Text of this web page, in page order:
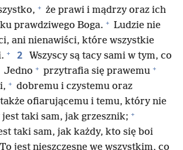
+ że prawi i mądrzy oraz ich
prawdziwego Boga. + Ludzie nie
ani nienawiści, które wszystkie
+ 2
Wszyscy są tacy sami w tym, co
Jedno + przytrafia się prawemu +
+ dobremu i czystemu oraz
ofiarującemu i temu, który nie
taki sam, jak grzesznik; +
taki sam, jak każdy, kto się boi
To jest nieszczęsne we wszystkim, co